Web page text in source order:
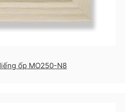
ốp MO250-N8